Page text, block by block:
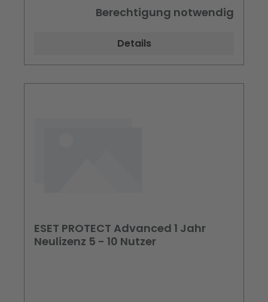
Berechtigung notwendig
Details
ESET PROTECT Advanced 1 Jahr
Neulizenz 5 - 10 Nutzer